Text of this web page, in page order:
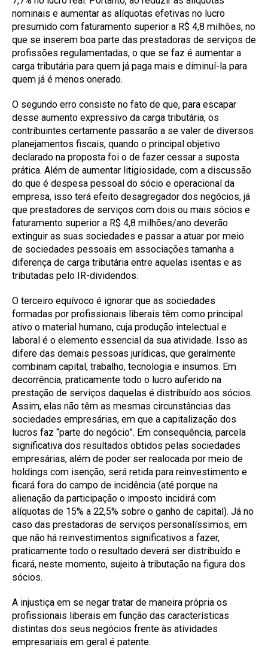
nominais e aumentar as alíquotas efetivas no lucro
presumido com faturamento superior a R$ 4,8 milhões, no
que se inserem boa parte das prestadoras de serviços de
profissões regulamentadas, o que se faz é aumentar a
carga tributária para quem já paga mais e diminuí-la para
quem já é menos onerado.
O segundo erro consiste no fato de que, para escapar
desse aumento expressivo da carga tributária, os
contribuintes certamente passarão a se valer de diversos
planejamentos fiscais, quando o principal objetivo
declarado na proposta foi o de fazer cessar a suposta
prática. Além de aumentar litigiosidade, com a discussão
do que é despesa pessoal do sócio e operacional da
empresa, isso terá efeito desagregador dos negócios, já
que prestadores de serviços com dois ou mais sócios e
faturamento superior a R$ 4,8 milhões/ano deverão
extinguir as suas sociedades e passar a atuar por meio
de sociedades pessoais em associações tamanha a
diferença de carga tributária entre aquelas isentas e as
tributadas pelo IR-dividendos.
O terceiro equívoco é ignorar que as sociedades
formadas por profissionais liberais têm como principal
ativo o material humano, cuja produção intelectual e
laboral é o elemento essencial da sua atividade. Isso as
difere das demais pessoas jurídicas, que geralmente
combinam capital, trabalho, tecnologia e insumos. Em
decorrência, praticamente todo o lucro auferido na
prestação de serviços daquelas é distribuído aos sócios.
Assim, elas não têm as mesmas circunstâncias das
sociedades empresárias, em que a capitalização dos
lucros faz “parte do negócio”. Em consequência, parcela
significativa dos resultados obtidos pelas sociedades
empresárias, além de poder ser realocada por meio de
holdings com isenção, será retida para reinvestimento e
ficará fora do campo de incidência (até porque na
alienação da participação o imposto incidirá com
alíquotas de 15% a 22,5% sobre o ganho de capital). Já no
caso das prestadoras de serviços personalíssimos, em
que não há reinvestimentos significativos a fazer,
praticamente todo o resultado deverá ser distribuído e
ficará, neste momento, sujeito à tributação na figura dos
sócios.
A injustiça em se negar tratar de maneira própria os
profissionais liberais em função das características
distintas dos seus negócios frente às atividades
empresariais em geral é patente.